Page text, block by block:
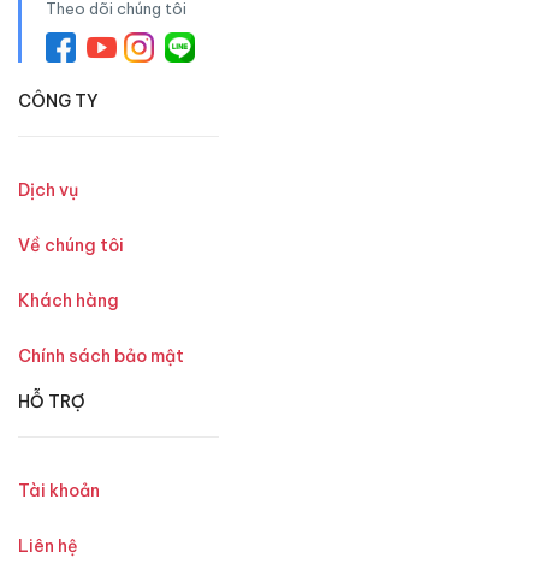
Theo dõi chúng tôi
CÔNG TY
Dịch vụ
Về chúng tôi
Khách hàng
Chính sách bảo mật
HỖ TRỢ
Tài khoản
Liên hệ